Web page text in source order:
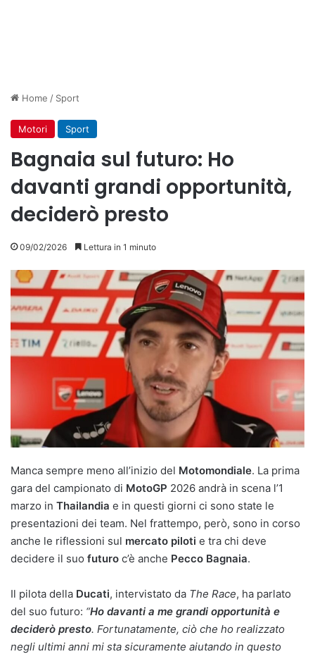
Home / Sport
Motori Sport
Bagnaia sul futuro: Ho
davanti grandi opportunità,
deciderò presto
09/02/2026 Lettura in 1 minuto
Manca sempre meno all’inizio del Motomondiale. La prima
gara del campionato di MotoGP 2026 andrà in scena l’1
marzo in Thailandia e in questi giorni ci sono state le
presentazioni dei team. Nel frattempo, però, sono in corso
anche le riflessioni sul mercato piloti e tra chi deve
decidere il suo futuro c’è anche Pecco Bagnaia.
Il pilota della Ducati, intervistato da The Race, ha parlato
del suo futuro: “Ho davanti a me grandi opportunità e
deciderò presto. Fortunatamente, ciò che ho realizzato
negli ultimi anni mi sta sicuramente aiutando in questo